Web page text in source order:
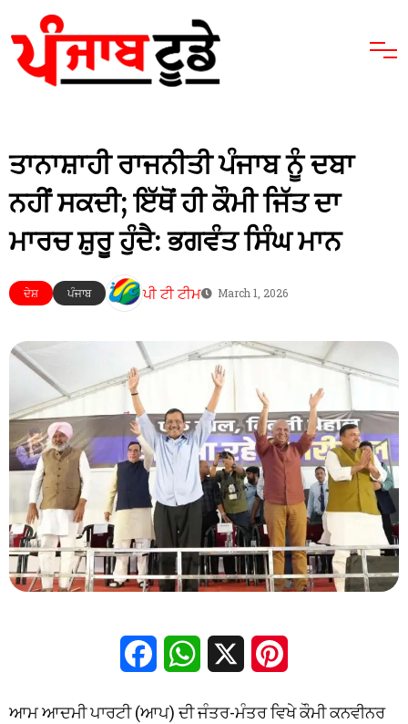
ਤਾਨਾਸ਼ਾਹੀ ਰਾਜਨੀਤੀ ਪੰਜਾਬ ਨੂੰ ਦਬਾ
ਨਹੀਂ ਸਕਦੀ; ਇੱਥੋਂ ਹੀ ਕੌਮੀ ਜਿੱਤ ਦਾ
ਮਾਰਚ ਸ਼ੁਰੂ ਹੁੰਦੈ: ਭਗਵੰਤ ਸਿੰਘ ਮਾਨ
ਦੇਸ਼ ਪੰਜਾਬ ਪੀ ਟੀ ਟੀਮ March 1, 2026
FacebookWhatsApp
ਆਮ ਆਦਮੀ ਪਾਰਟੀ (ਆਪ) ਦੀ ਜੰਤਰ-ਮੰਤਰ ਵਿਖੇ ਕੌਮੀ ਕਨਵੀਨਰ